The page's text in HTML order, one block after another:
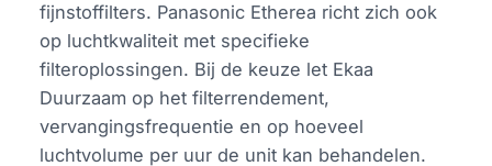
fijnstoffilters. Panasonic Etherea richt zich ook
op luchtkwaliteit met specifieke
filteroplossingen. Bij de keuze let Ekaa
Duurzaam op het filterrendement,
vervangingsfrequentie en op hoeveel
luchtvolume per uur de unit kan behandelen.